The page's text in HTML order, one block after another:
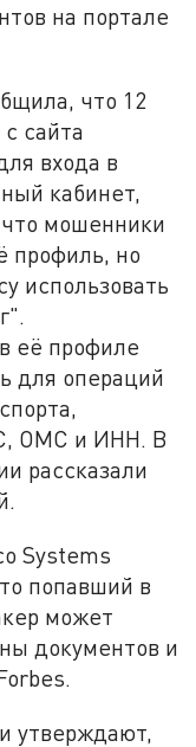
на портале
что 12
сайта
входа в
кабинет,
мошенники
профиль, но
использовать
её профиле
для операций
ОМС и ИНН. В
рассказали
Systems
попавший в
может
документов и
утверждают,